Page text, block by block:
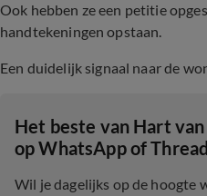
Ook hebben ze een petitie
handtekeningen opstaan.
Een duidelijk signaal naar de
Het beste van Hart
op WhatsApp of
Wil je dagelijks op de hoogte